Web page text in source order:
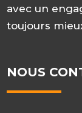
avec un
toujours
NOUS